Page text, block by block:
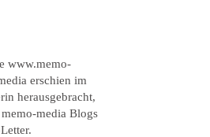
www.memo-
erschien im
herausgebracht,
media Blogs